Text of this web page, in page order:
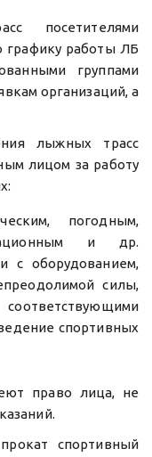
посетителями
графику работы ЛБ
группами
организаций, а
лыжных трасс
лицом за работу
погодным,
и др.
с оборудованием,
силы,
спортивных
право лица, не
спортивный